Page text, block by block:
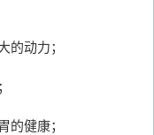
动力；
健康；